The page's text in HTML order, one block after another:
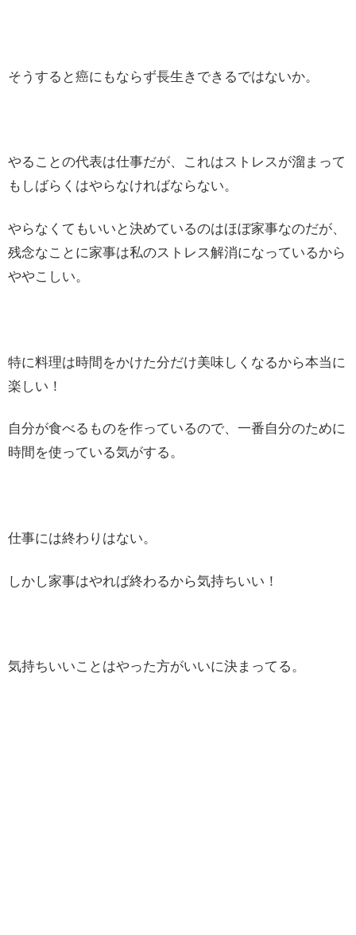
そうすると癌にもならず長生きできるではないか。
やることの代表は仕事だが、これはストレスが溜まって
もしばらくはやらなければならない。
やらなくてもいいと決めているのはほぼ家事なのだが、
残念なことに家事は私のストレス解消になっているから
ややこしい。
特に料理は時間をかけた分だけ美味しくなるから本当に
楽しい！
自分が食べるものを作っているので、一番自分のために
時間を使っている気がする。
仕事には終わりはない。
しかし家事はやれば終わるから気持ちいい！
気持ちいいことはやった方がいいに決まってる。